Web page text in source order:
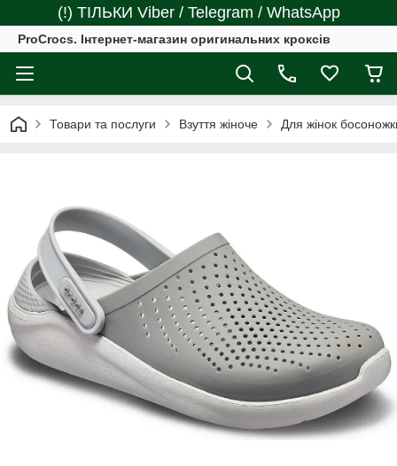
(!) ТІЛЬКИ Viber / Telegram / WhatsApp
ProCrocs. Інтернет-магазин оригинальних кроксів
Товари та послуги Взуття жіноче Для жінок